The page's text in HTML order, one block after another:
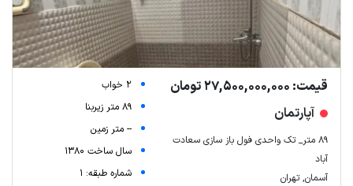
قیمت: 27,500,000,000 تومان
آپارتمان
89 متر_ تک واحدی فول باز سازی سعادت
آباد
آسمان, تهران
2 خواب
89 متر زیربنا
-- متر زمین
سال ساخت 1380
شماره طبقه: 1